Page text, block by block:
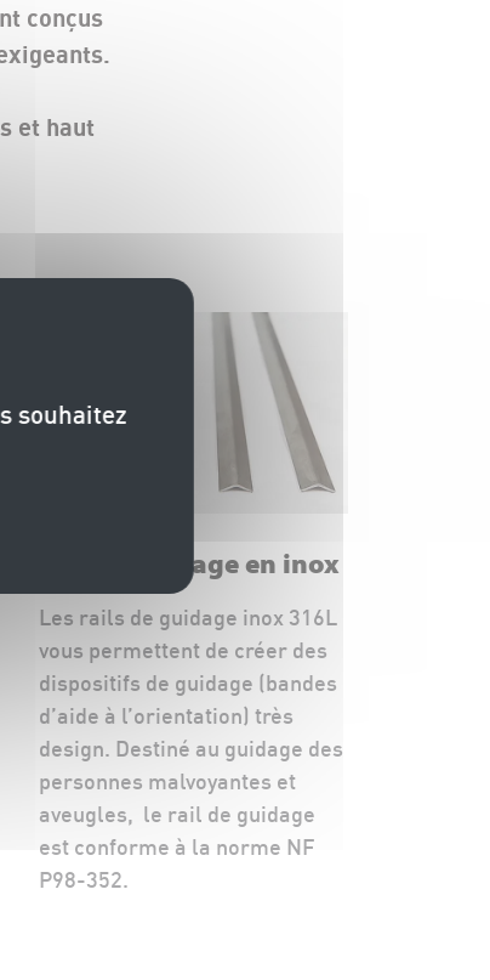
conçus
et haut
Rail de guidage en inox
Les rails de guidage inox 316L
vous permettent de créer des
dispositifs de guidage (bandes
d’aide à l’orientation) très
design. Destiné au guidage des
personnes malvoyantes et
aveugles, le rail de guidage
est conforme à la norme NF
P98-352.
souhaitez